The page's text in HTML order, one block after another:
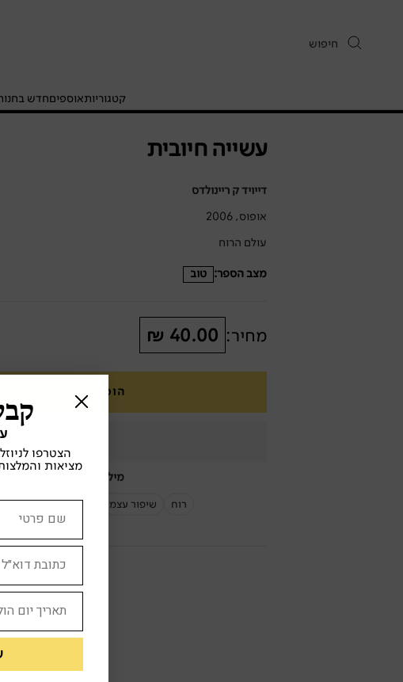
קטגוריותאוספיםחדש
עשייה חיובית
דייויד ק ריינולדס
אופוס, 2006
עולם הרוח
מצב הספר: טוב
מחיר: 40.00 ₪
הוספה לסל
מילות מפתח:
רוח שיפור עצמי חיוביות חוסן
קבלו
הצטרפו
מציאות